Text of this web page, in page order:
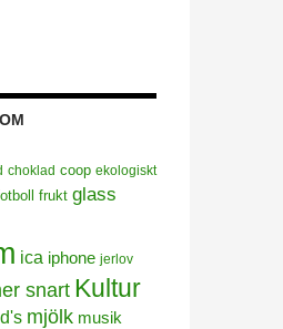
choklad coop ekologiskt
frukt glass
ica iphone jerlov
snart Kultur
mjölk musik